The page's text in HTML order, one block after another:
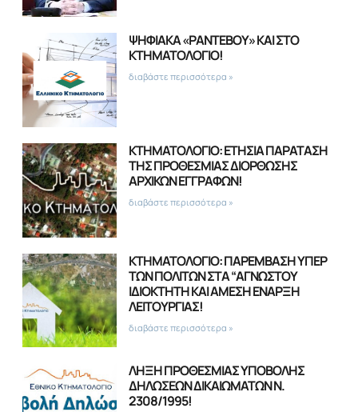
ΨΗΦΙΑΚΑ «ΡΑΝΤΕΒΟΥ» ΚΑΙ ΣΤΟ
ΚΤΗΜΑΤΟΛΟΓΙΟ!
διαβάστε περισσότερα »
ΚΤΗΜΑΤΟΛΟΓΙΟ: ΕΤΗΣΙΑ ΠΑΡΑΤΑΣΗ
ΤΗΣ ΠΡΟΘΕΣΜΙΑΣ ΔΙΟΡΘΩΣΗΣ
ΑΡΧΙΚΩΝ ΕΓΓΡΑΦΩΝ!
διαβάστε περισσότερα »
ΚΤΗΜΑΤΟΛΟΓΙΟ: ΠΑΡΕΜΒΑΣΗ ΥΠΕΡ
ΤΩΝ ΠΟΛΙΤΩΝ ΣΤΑ “ΑΓΝΩΣΤΟΥ
ΙΔΙΟΚΤΗΤΗ ΚΑΙ ΑΜΕΣΗ ΕΝΑΡΞΗ
ΛΕΙΤΟΥΡΓΙΑΣ!
διαβάστε περισσότερα »
ΛΗΞΗ ΠΡΟΘΕΣΜΙΑΣ ΥΠΟΒΟΛΗΣ
ΔΗΛΩΣΕΩΝ ΔΙΚΑΙΩΜΑΤΩΝ Ν.
2308/1995!